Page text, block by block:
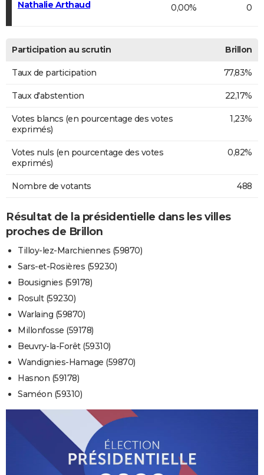
Nathalie Arthaud 0,00% 0
Participation au scrutin Brillon
Taux de participation 77,83%
Taux d'abstention 22,17%
Votes blancs (en pourcentage des votes
exprimés)
1,23%
Votes nuls (en pourcentage des votes
exprimés)
0,82%
Nombre de votants 488
Résultat de la présidentielle dans les villes
proches de Brillon
Tilloy-lez-Marchiennes (59870)
Sars-et-Rosières (59230)
Bousignies (59178)
Rosult (59230)
Warlaing (59870)
Millonfosse (59178)
Beuvry-la-Forêt (59310)
Wandignies-Hamage (59870)
Hasnon (59178)
Saméon (59310)